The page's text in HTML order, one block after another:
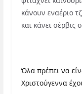
κάνουν εναέριο
και κάνει σέρβις
Όλα πρέπει να
Χριστούγεννα